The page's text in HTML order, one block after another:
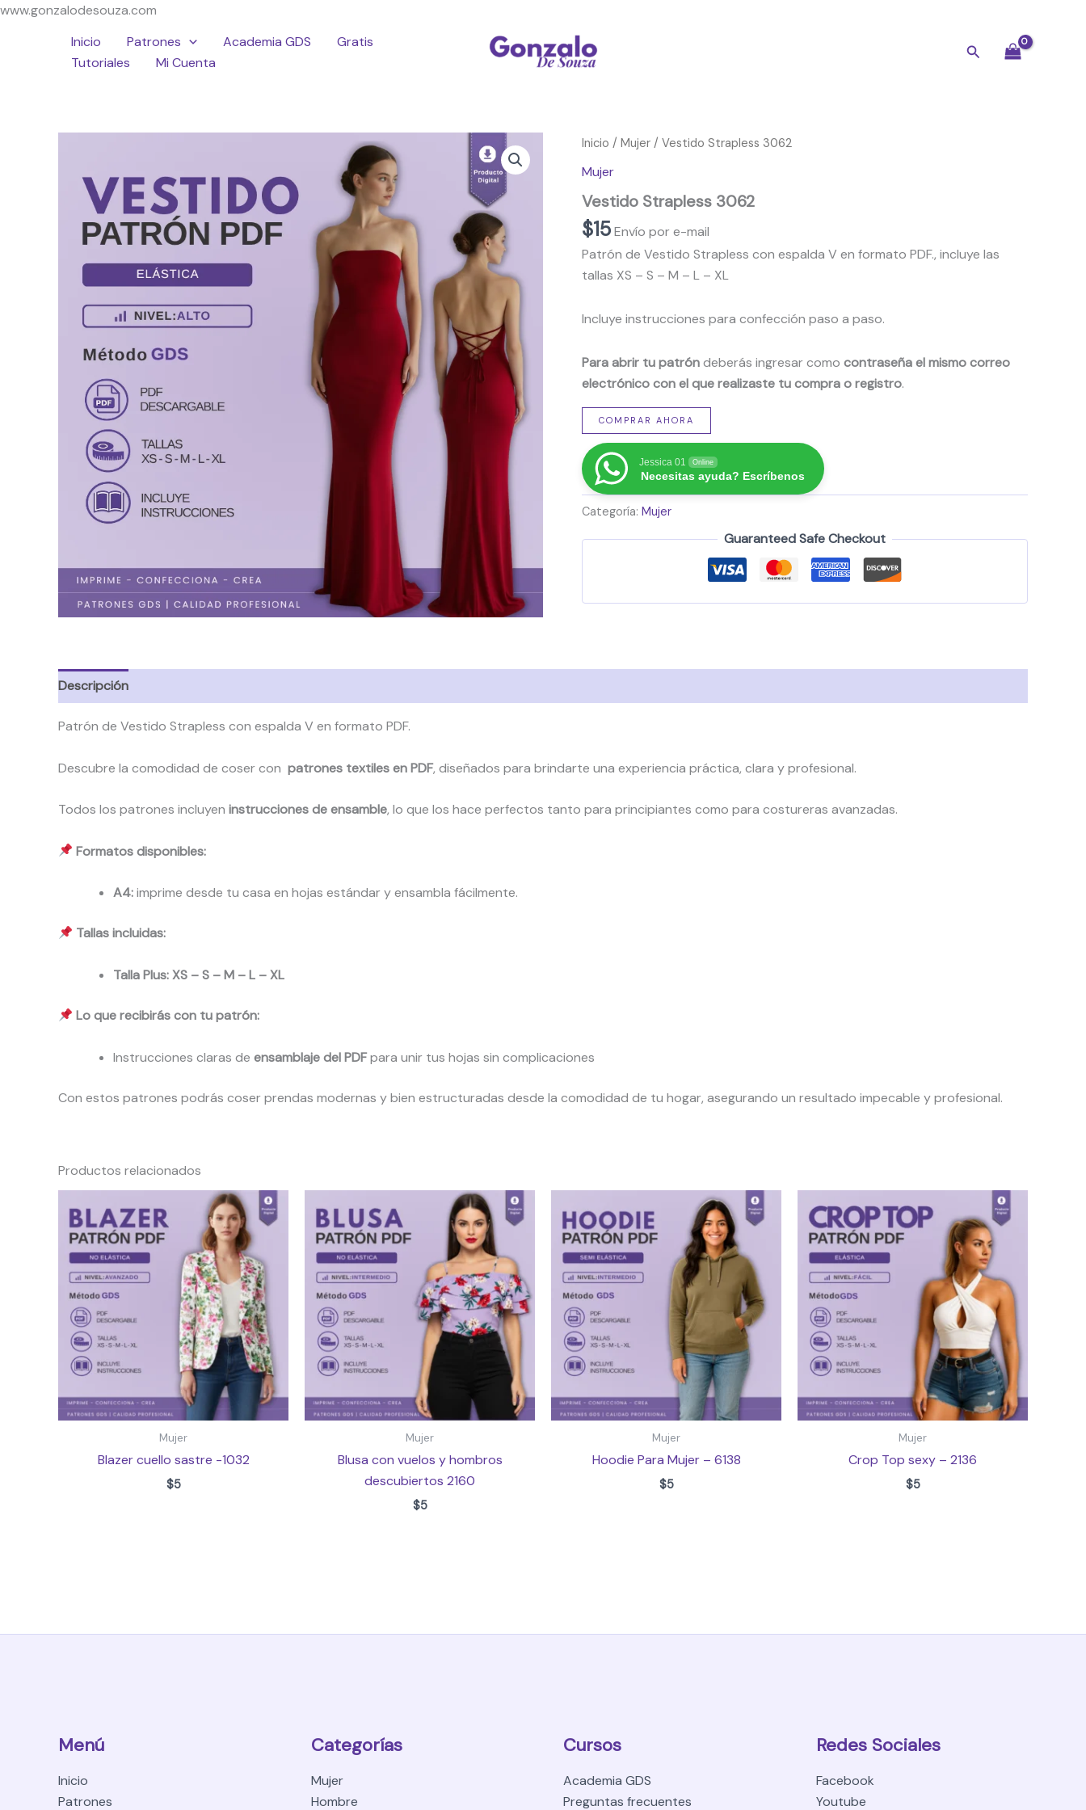
www.gonzalodesouza.com
contenido
Inicio Patrones Academia GDS
Gratis
Tutoriales
Mi Cuenta
Buscar
Inicio / Mujer / Vestido Strapless 3062
Mujer
Vestido Strapless 3062
$15Envío por e-mail
Patrón de Vestido Strapless con espalda V en formato PDF., incluye las
tallas XS – S – M – L – XL
Incluye instrucciones para confección paso a paso.
Para abrir tu patróndeberás ingresar como contraseña el mismo correo
electrónico con el que realizaste tu compra o registro.
COMPRAR AHORA
Jessica 01 Online
Necesitas ayuda? Escríbenos
Categoría: Mujer
Guaranteed Safe Checkout
Descripción
Patrón de Vestido Strapless con espalda V en formato PDF.
Descubre la comodidad de coser con patrones textiles en PDF, diseñados para brindarte una experiencia práctica, clara y profesional.
Todos los patrones incluyen instrucciones de ensamble, lo que los hace perfectos tanto para principiantes como para costureras avanzadas.
Formatos disponibles:
A4:imprime desde tu casa en hojas estándar y ensambla fácilmente.
Tallas incluidas:
Talla Plus: XS – S – M – L – XL
Lo que recibirás con tu patrón:
Instrucciones claras de ensamblaje del PDFpara unir tus hojas sin complicaciones
Con estos patrones podrás coser prendas modernas y bien estructuradas desde la comodidad de tu hogar, asegurando un resultado impecable y profesional.
Productos relacionados
Mujer
Blazer cuello sastre -1032
$5
Mujer
Blusa con vuelos y hombros
descubiertos 2160
$5
Mujer
Hoodie Para Mujer – 6138
$5
Mujer
Crop Top sexy – 2136
$5
Menú
Inicio
Patrones
Categorías
Mujer
Hombre
Cursos
Academia GDS
Preguntas frecuentes
Redes Sociales
Facebook
Youtube